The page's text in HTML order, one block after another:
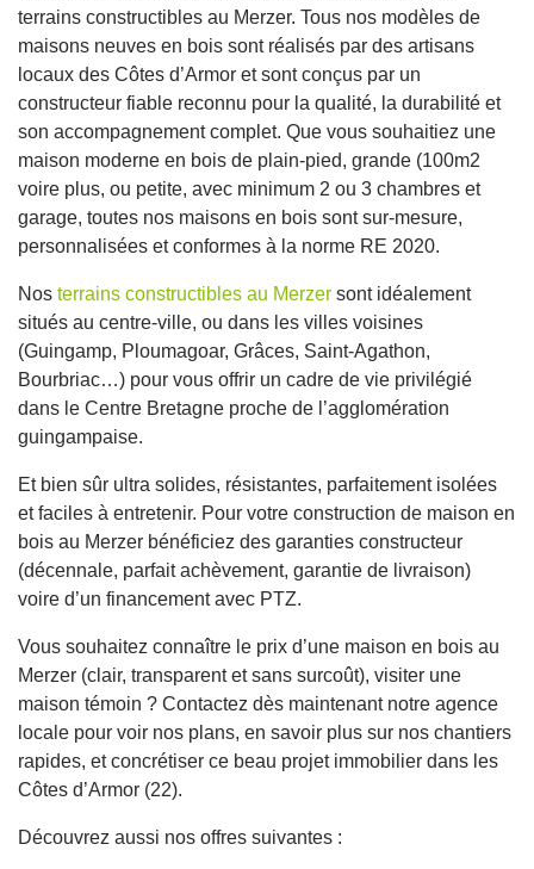
terrains constructibles au Merzer. Tous nos modèles de
maisons neuves en bois sont réalisés par des artisans
locaux des Côtes d’Armor et sont conçus par un
constructeur fiable reconnu pour la qualité, la durabilité et
son accompagnement complet. Que vous souhaitiez une
maison moderne en bois de plain-pied, grande (100m2
voire plus, ou petite, avec minimum 2 ou 3 chambres et
garage, toutes nos maisons en bois sont sur-mesure,
personnalisées et conformes à la norme RE 2020.
Nos terrains constructibles au Merzer sont idéalement
situés au centre-ville, ou dans les villes voisines
(Guingamp, Ploumagoar, Grâces, Saint-Agathon,
Bourbriac…) pour vous offrir un cadre de vie privilégié
dans le Centre Bretagne proche de l’agglomération
guingampaise.
Et bien sûr ultra solides, résistantes, parfaitement isolées
et faciles à entretenir. Pour votre construction de maison en
bois au Merzer bénéficiez des garanties constructeur
(décennale, parfait achèvement, garantie de livraison)
voire d’un financement avec PTZ.
Vous souhaitez connaître le prix d’une maison en bois au
Merzer (clair, transparent et sans surcoût), visiter une
maison témoin ? Contactez dès maintenant notre agence
locale pour voir nos plans, en savoir plus sur nos chantiers
rapides, et concrétiser ce beau projet immobilier dans les
Côtes d’Armor (22).
Découvrez aussi nos offres suivantes :